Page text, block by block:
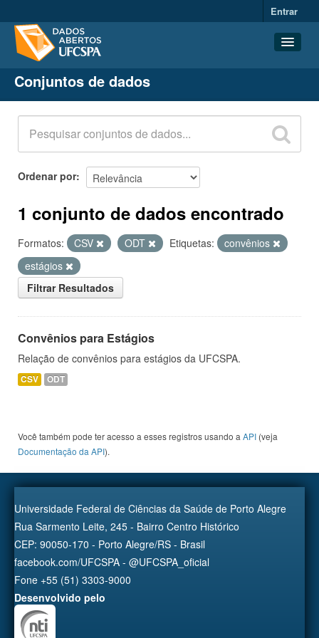
Entrar
Conjuntos de dados
Organizações
Grupos
Sobre
Conjuntos de dados
Ordenar por
1 conjunto de dados encontrado
Formatos: CSV ODT Etiquetas:
convênios
estágios
Filtrar Resultados
Convênios para Estágios
Relação de convênios para estágios da UFCSPA.
CSV ODT
Você também pode ter acesso a esses registros usando a API (veja
Documentação da API).
Universidade Federal de Ciências da Saúde de Porto Alegre
Rua Sarmento Leite, 245 - Bairro Centro Histórico
CEP: 90050-170 - Porto Alegre/RS - Brasil
facebook.com/UFCSPA - @UFCSPA_oficial
Fone +55 (51) 3303-9000
Desenvolvido pelo